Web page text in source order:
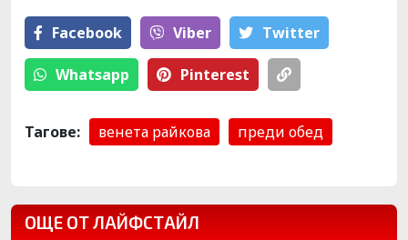
Facebook Viber Тwitter
Whatsapp Pinterest
Тагове: венета райкова преди обед
ОЩЕ ОТ ЛАЙФСТАЙЛ